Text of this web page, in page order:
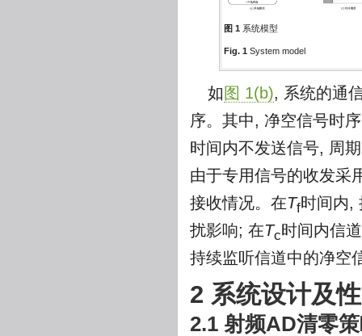
图 1 系统模型
Fig. 1 System model
如 图 1(b), 系统的通
序。其中, 净空信号时
时间内不发送信号, 周
由于专用信号的收发采
接收情况。在Tf时间内,
扰影响; 在Tc时间内信
持续监听信道中的净空
2 系统设计及
2.1 射频AD清零